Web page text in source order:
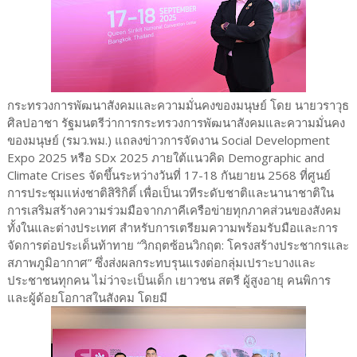
กระทรวงการพัฒนาสังคมและความมั่นคงของมนุษย์ โดย นายวราวุธ
ศิลปอาชา รัฐมนตรีว่าการกระทรวงการพัฒนาสังคมและความมั่นคง
ของมนุษย์ (รมว.พม.) แถลงข่าวการจัดงาน Social Development
Expo 2025 หรือ SDx 2025 ภายใต้แนวคิด Demographic and
Climate Crises จัดขึ้นระหว่างวันที่ 17-18 กันยายน 2568 ที่ศูนย์
การประชุมแห่งชาติสิริกิติ์ เพื่อเป็นเวทีระดับชาติและนานาชาติใน
การเสริมสร้างความร่วมมือจากภาคีเครือข่ายทุกภาคส่วนของสังคม
ทั้งในและต่างประเทศ สำหรับการเตรียมความพร้อมรับมือและการ
จัดการต่อประเด็นท้าทาย “วิกฤตซ้อนวิกฤต: โครงสร้างประชากรและ
สภาพภูมิอากาศ” ซึ่งส่งผลกระทบรุนแรงต่อกลุ่มเปราะบางและ
ประชาชนทุกคน ไม่ว่าจะเป็นเด็ก เยาวชน สตรี ผู้สูงอายุ คนพิการ
และผู้ด้อยโอกาสในสังคม โดยมี